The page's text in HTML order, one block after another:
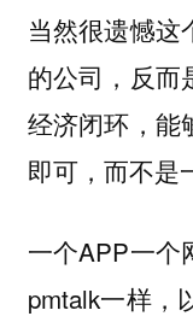
当然很遗憾这
的公司，反而
经济闭环，能
即可，而不是
一个APP一个
pmtalk一样，